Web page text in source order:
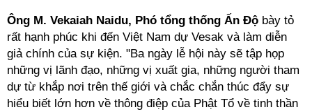
Ông M. Vekaiah Naidu, Phó tổng thống Ấn Độ bày tỏ
rất hạnh phúc khi đến Việt Nam dự Vesak và làm diễn
giả chính của sự kiện. "Ba ngày lễ hội này sẽ tập họp
những vị lãnh đạo, những vị xuất gia, những người tham
dự từ khắp nơi trên thế giới và chắc chắn thúc đẩy sự
hiểu biết lớn hơn về thông điệp của Phật Tổ về tinh thần